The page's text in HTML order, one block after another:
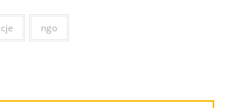
ngo